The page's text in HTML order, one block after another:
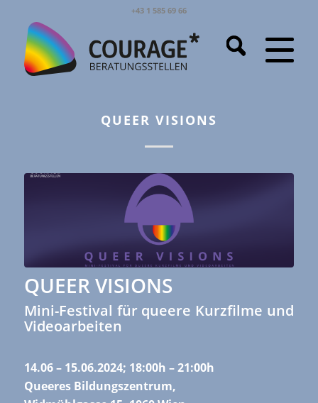
+43 1 585 69 66
QUEER VISIONS
QUEER VISIONS
Mini-Festival für queere Kurzfilme und
Videoarbeiten
14.06 – 15.06.2024; 18:00h – 21:00h
Queeres Bildungszentrum,